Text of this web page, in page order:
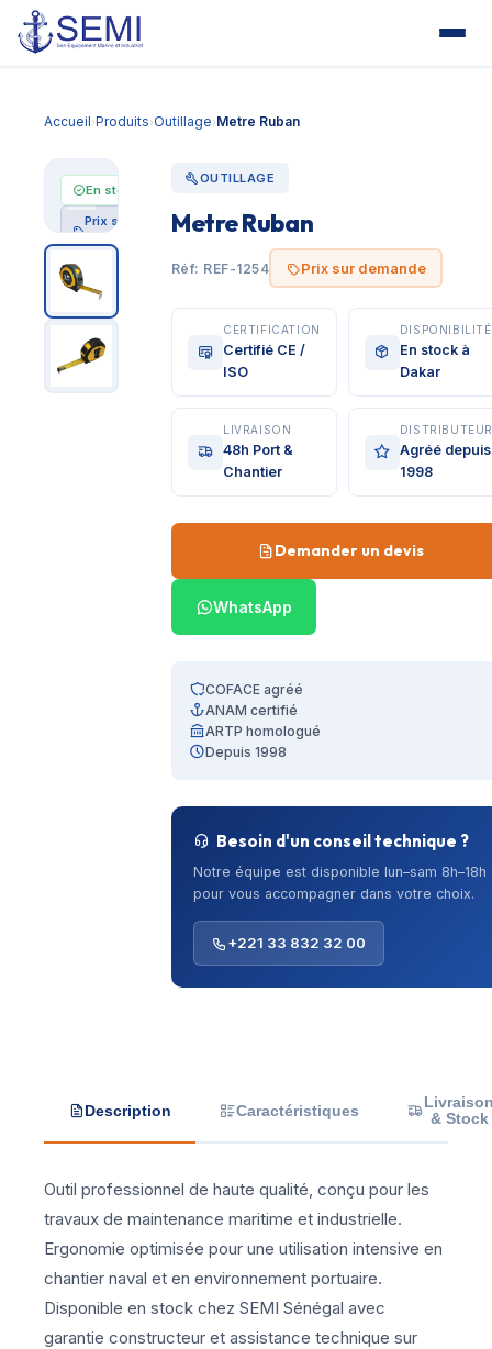
Accueil›Produits›Outillage›Metre Ruban
En stock
Prix sur
demande
OUTILLAGE
Metre Ruban
Réf: REF-1254 Prix sur demande
CERTIFICATION
Certifié CE /
ISO
DISPONIBILITÉ
En stock à
Dakar
LIVRAISON
48h Port &
Chantier
Agréé depuis
1998
Demander un devis
WhatsApp
COFACE agréé
ANAM certifié
ARTP homologué
Depuis 1998
Besoin d'un conseil technique ?
Notre équipe est disponible lun–sam 8h–18h
pour vous accompagner dans votre choix.
+221 33 832 32 00
Description Caractéristiques
& Stock
Outil professionnel de haute qualité, conçu pour les
travaux de maintenance maritime et industrielle.
Ergonomie optimisée pour une utilisation intensive en
chantier naval et en environnement portuaire.
Disponible en stock chez SEMI Sénégal avec
garantie constructeur et assistance technique sur